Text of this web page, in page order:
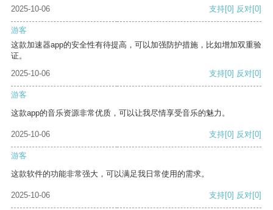
2025-10-06
支持[0] 反对[0]
游客
这款加速器app的安全性有待提高，可以加强防护措施，比如增加双重验
证。
2025-10-06
支持[0] 反对[0]
游客
这款app的音乐资源非常优质，可以让我尽情享受音乐的魅力。
2025-10-06 支持[0] 反对[0]
游客
这款软件的功能非常强大，可以满足我日常使用的需求。
2025-10-06 支持[0] 反对[0]